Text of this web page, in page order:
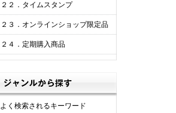
２２．タイムスタンプ
２３．オンラインショップ限定品
２４．定期購入商品
よく検索されるキーワード